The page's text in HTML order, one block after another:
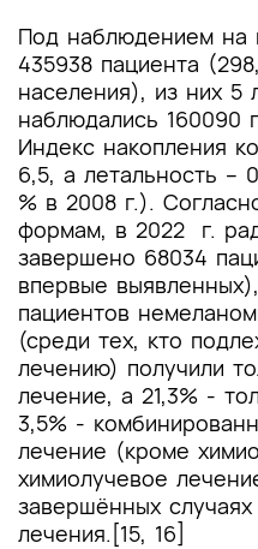
Под наблюдением на
435938 пациента
населения), из них 5
наблюдались 160090
Индекс накопления
6,5, а летальность –
% в 2008 г.).
формам, в 2022 г.
завершено 68034
впервые
пациентов
(среди тех, кто
лечению) получили
лечение, а 21,3% -
3,5% -
лечение (кроме
химиолучевое
завершённых
лечения.[15, 16]